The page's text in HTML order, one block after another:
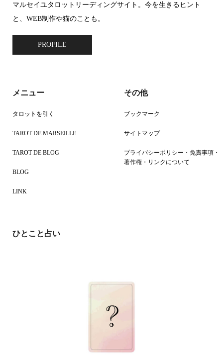
マルセイユタロットリーディングサイト。今を生きるヒント
と、WEB制作や猫のことも。
PROFILE
メニュー
タロットを引く
TAROT DE MARSEILLE
TAROT DE BLOG
BLOG
LINK
その他
ブックマーク
サイトマップ
プライバシーポリシー・免責事項・
著作権・リンクについて
ひとこと占い